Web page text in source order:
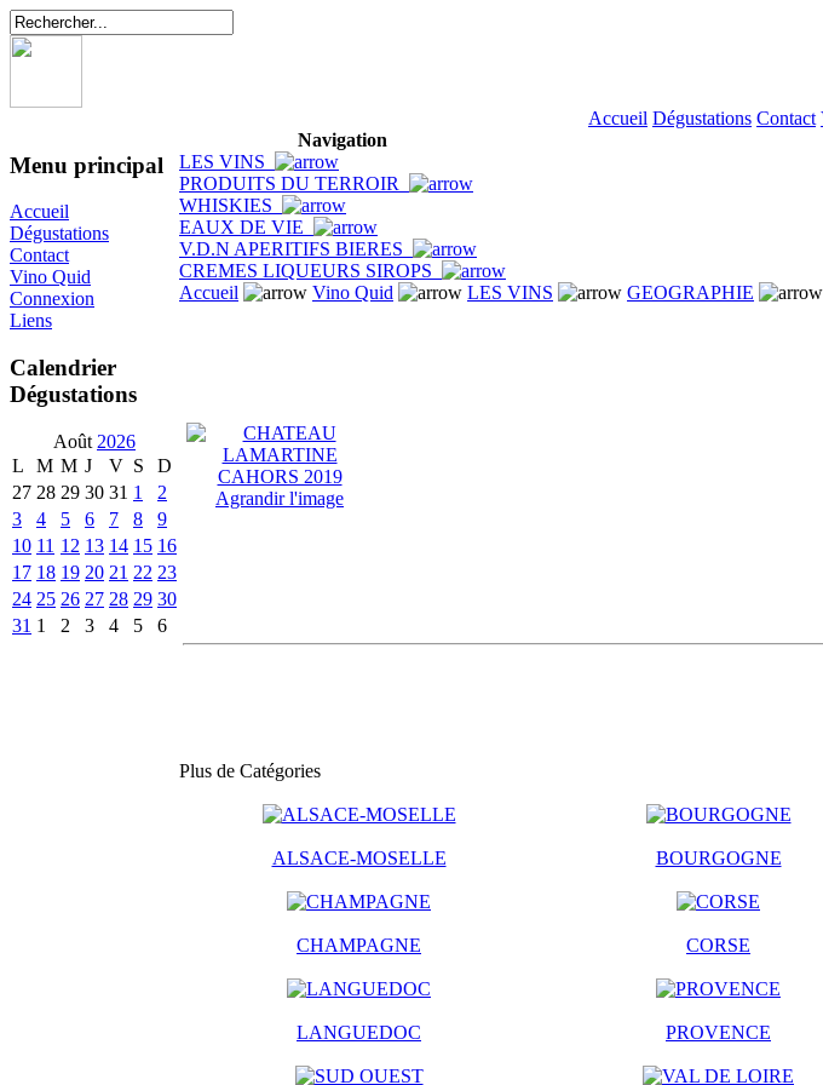
Accueil Dégustations Contact
Menu principal
Accueil
Dégustations
Contact
Vino Quid
Connexion
Liens
Calendrier
Dégustations
Août 2026
L
M M J V S
D
27 28 29 30 31 1
2
3
4 5 6 7 8
9
10 11 12 13 14 15 16
17 18 19 20 21 22 23
24 25 26 27 28 29 30
31 1 2 3 4 5 6
Navigation
LES VINS
PRODUITS DU TERROIR
WHISKIES
EAUX DE VIE
V.D.N APERITIFS BIERES
CREMES LIQUEURS SIROPS
Accueil
Vino Quid LES VINS GEOGRAPHIE
Agrandir l'image
Plus de Catégories
ALSACE-MOSELLE BOURGOGNE
CHAMPAGNE CORSE
LANGUEDOC PROVENCE